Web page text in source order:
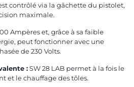
contrôlé via la gâchette du pistolet,
maximale.
Ampères et, grâce à sa faible
peut fonctionner avec une
de 230 Volts.
:SW 28 LAB permet à la fois le
et le chauffage des tôles.